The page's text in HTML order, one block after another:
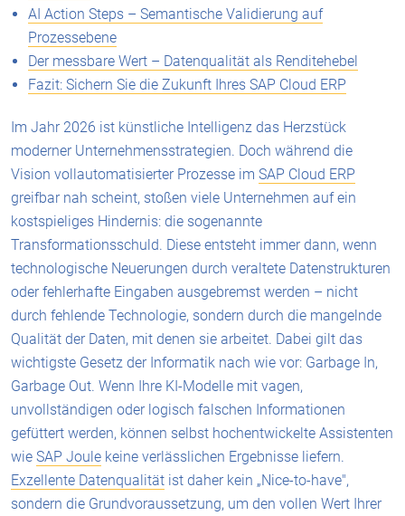
AI Action Steps – Semantische Validierung auf
Prozessebene
Der messbare Wert – Datenqualität als Renditehebel
Fazit: Sichern Sie die Zukunft Ihres SAP Cloud ERP
Im Jahr 2026 ist künstliche Intelligenz das Herzstück
moderner Unternehmensstrategien. Doch während die
Vision vollautomatisierter Prozesse im SAP Cloud ERP
greifbar nah scheint, stoßen viele Unternehmen auf ein
kostspieliges Hindernis: die sogenannte
Transformationsschuld. Diese entsteht immer dann, wenn
technologische Neuerungen durch veraltete Datenstrukturen
oder fehlerhafte Eingaben ausgebremst werden – nicht
durch fehlende Technologie, sondern durch die mangelnde
Qualität der Daten, mit denen sie arbeitet. Dabei gilt das
wichtigste Gesetz der Informatik nach wie vor: Garbage In,
Garbage Out. Wenn Ihre KI-Modelle mit vagen,
unvollständigen oder logisch falschen Informationen
gefüttert werden, können selbst hochentwickelte Assistenten
wie SAP Joule keine verlässlichen Ergebnisse liefern.
Exzellente Datenqualität ist daher kein „Nice-to-have",
sondern die Grundvoraussetzung, um den vollen Wert Ihrer